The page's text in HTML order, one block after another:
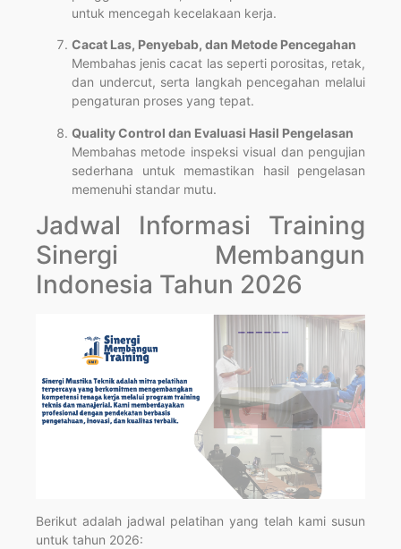
untuk mencegah kecelakaan kerja.
Cacat Las, Penyebab, dan Metode Pencegahan
Membahas jenis cacat las seperti porositas, retak,
dan undercut, serta langkah pencegahan melalui
pengaturan proses yang tepat.
Quality Control dan Evaluasi Hasil Pengelasan
Membahas metode inspeksi visual dan pengujian
sederhana untuk memastikan hasil pengelasan
memenuhi standar mutu.
Jadwal Informasi Training
Sinergi Membangun
Indonesia Tahun 2026
Berikut adalah jadwal pelatihan yang telah kami susun
untuk tahun 2026: